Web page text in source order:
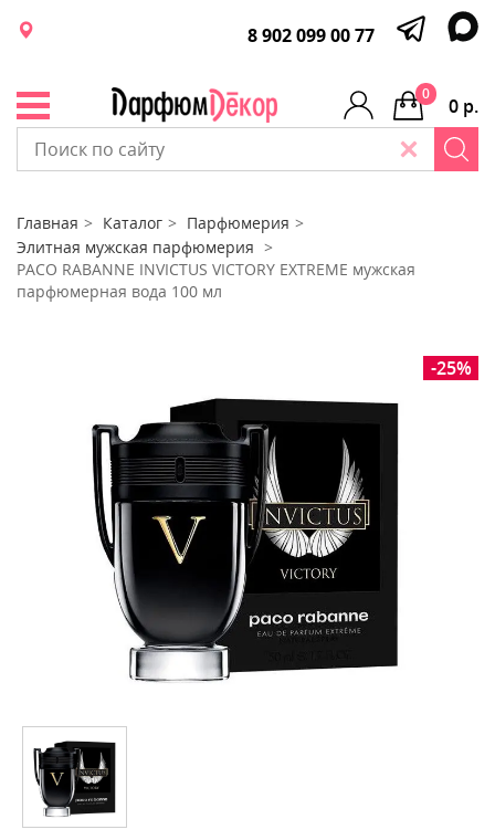
8 902 099 00 77
0 р.
0
Главная Каталог
Парфюмерия
Элитная мужская парфюмерия
PACO RABANNE INVICTUS VICTORY EXTREME мужская
парфюмерная вода 100 мл
-25%